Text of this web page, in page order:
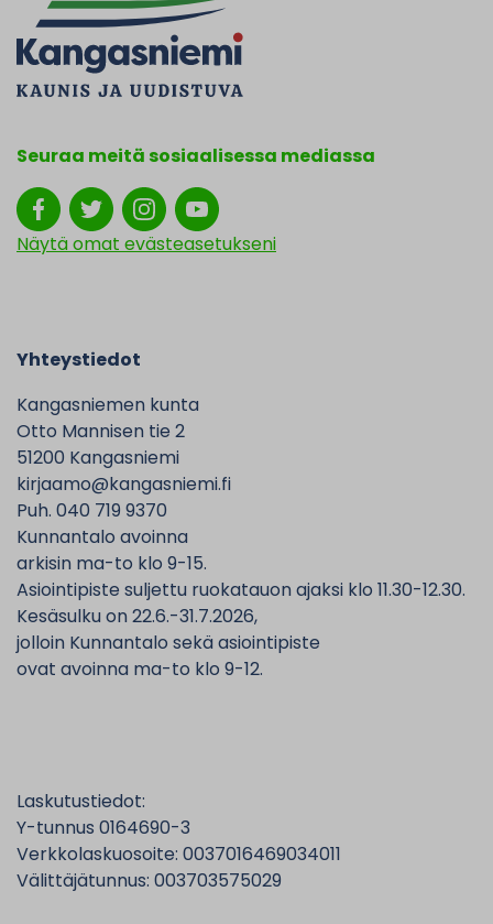
Seuraa meitä sosiaalisessa mediassa
Näytä omat evästeasetukseni
Yhteystiedot
Kangasniemen kunta
Otto Mannisen tie 2
51200 Kangasniemi
kirjaamo@kangasniemi.fi
Puh. 040 719 9370
Kunnantalo avoinna
arkisin ma-to klo 9-15.
Asiointipiste suljettu ruokatauon ajaksi klo 11.30-12.30.
Kesäsulku on 22.6.-31.7.2026,
jolloin Kunnantalo sekä asiointipiste
ovat avoinna ma-to klo 9-12.
Laskutustiedot:
Y-tunnus 0164690-3
Verkkolaskuosoite: 0037016469034011
Välittäjätunnus: 003703575029